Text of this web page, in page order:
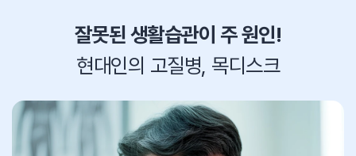
잘못된 생활습관이 주 원인!
현대인의 고질병, 목디스크